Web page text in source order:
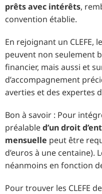
prêts avec intérêts,
convention établie.
En rejoignant un CLEFE,
peuvent non seulement
financier, mais aussi et
d’accompagnement
averties et des expertes
Bon à savoir : Pour
préalabled’un droit
mensuelle peut être
d’euros à une centaine).
néanmoins en fonction
Pour trouver les CLEFE